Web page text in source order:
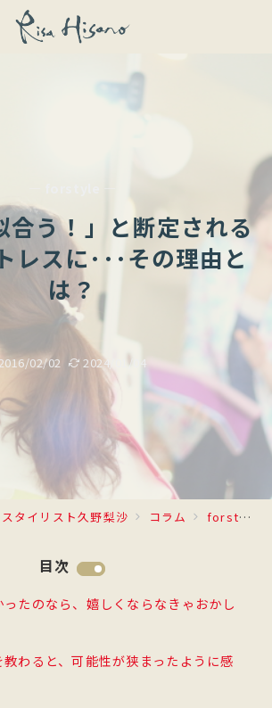
合う！」と断定される
レスに･･･その理由と
は？
02/02 2024/01/04
タイリスト久野梨沙 コラム forstyle
目次
たのなら、嬉しくならなきゃおかし
教わると、可能性が狭まったように感